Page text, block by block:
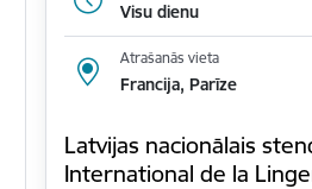
Visu dienu
Atrašanās vieta
Francija, Parīze
Latvijas nacionālais
International de la